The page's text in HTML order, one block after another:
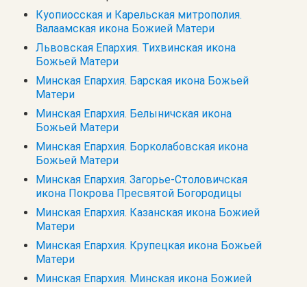
Куопиосская и Карельская митрополия.
Валаамская икона Божией Матери
Львовская Епархия. Тихвинская икона
Божьей Матери
Минская Епархия. Барская икона Божьей
Матери
Минская Епархия. Белыничская икона
Божьей Матери
Минская Епархия. Борколабовская икона
Божьей Матери
Минская Епархия. Загорье-Столовичская
икона Покрова Пресвятой Богородицы
Минская Епархия. Казанская икона Божией
Матери
Минская Епархия. Крупецкая икона Божьей
Матери
Минская Епархия. Минская икона Божией